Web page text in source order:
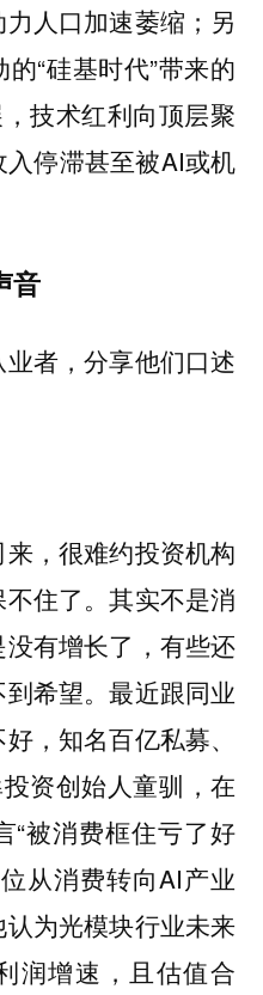
人口加速萎缩；另
“硅基时代”带来的
技术红利向顶层聚
停滞甚至被AI或机
音
者，分享他们口述
，很难约投资机构
住了。其实不是消
有增长了，有些还
希望。最近跟同业
，知名百亿私募、
资创始人童驯，在
“被消费框住亏了好
从消费转向AI产业
为光模块行业未来
润增速，且估值合